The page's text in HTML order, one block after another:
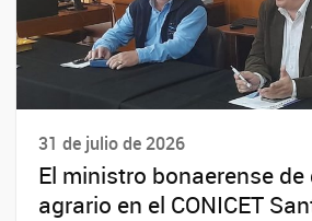
31 de julio de 2026
El ministro bonaerense
agrario en el CONICET